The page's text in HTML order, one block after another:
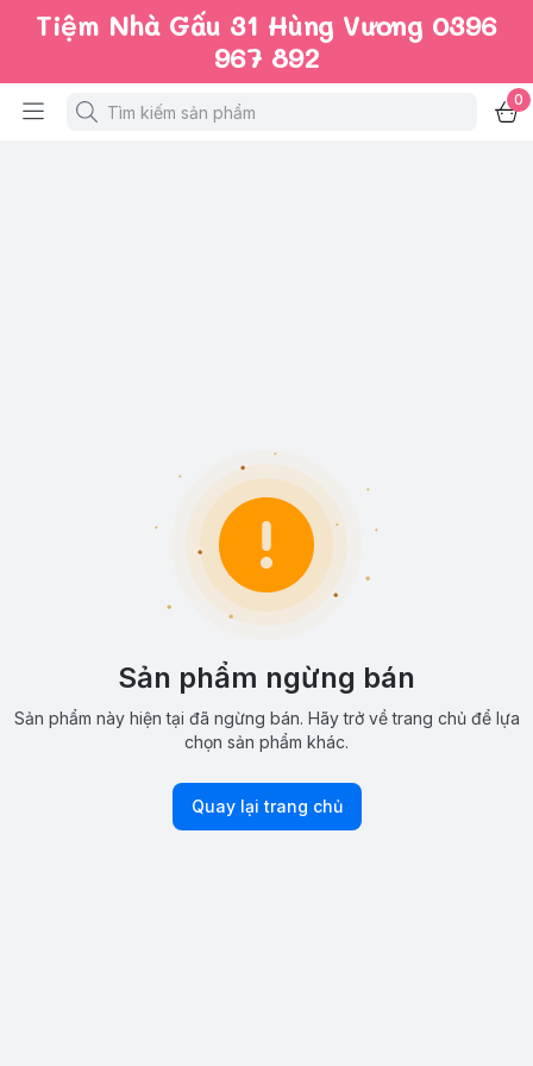
Tiệm Nhà Gấu 31 Hùng Vương 0396
967 892
0
Sản phẩm ngừng bán
Sản phẩm này hiện tại đã ngừng bán. Hãy trở về trang chủ để lựa
chọn sản phẩm khác.
Quay lại trang chủ